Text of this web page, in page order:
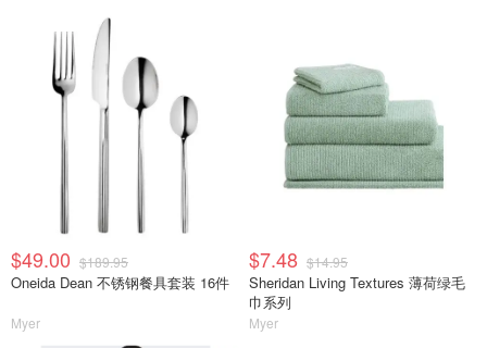
$49.00 $189.95
Oneida Dean 不锈钢餐具套装 16件
Myer
$7.48 $14.95
Sheridan Living Textures 薄荷绿毛
巾系列
Myer